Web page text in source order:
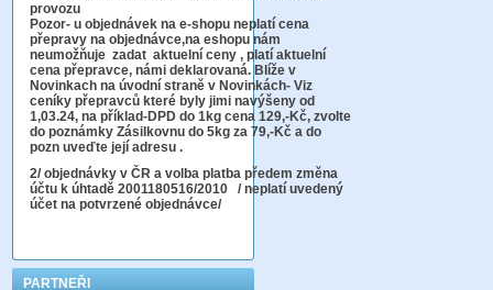
provozu
Pozor- u objednávek na e-shopu neplatí cena
přepravy na objednávce,na eshopu nám
neumožňuje zadat aktuelní ceny , platí aktuelní
cena přepravce, námi deklarovaná. Blíže v
Novinkach na úvodní straně v Novinkách- Viz
ceníky přepravců které byly jimi navýšeny od
1,03.24, na příklad-DPD do 1kg cena 129,-Kč, zvolte
do poznámky Zásilkovnu do 5kg za 79,-Kč a do
pozn uveďte její adresu .
2/ objednávky v ČR a volba platba předem změna
účtu k úhtadě 2001180516/2010 / neplatí uvedený
účet na potvrzené objednávce/
PARTNEŘI